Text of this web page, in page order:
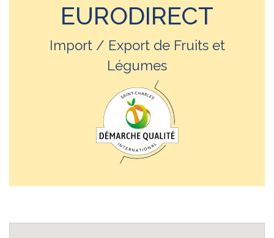
EURODIRECT
Import / Export de Fruits et
Légumes